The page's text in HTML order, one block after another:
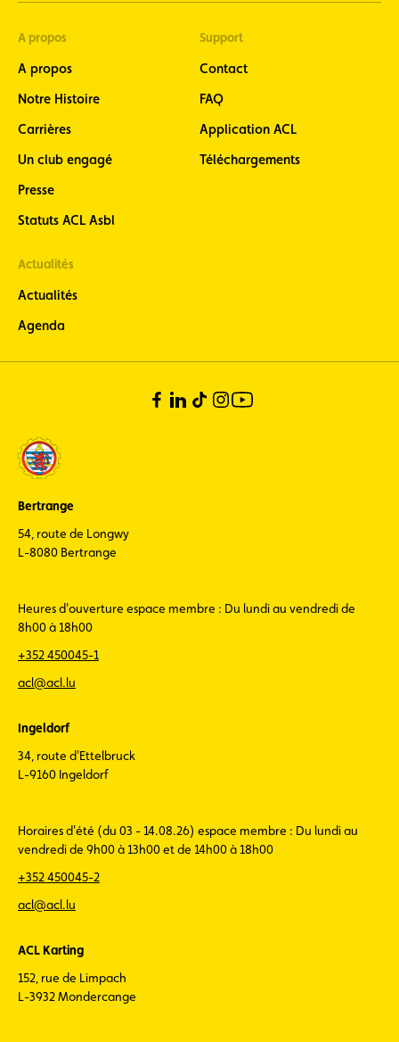
A propos
A propos
Notre Histoire
Carrières
Un club engagé
Presse
Statuts ACL Asbl
Support
Contact
FAQ
Application ACL
Téléchargements
Actualités
Actualités
Agenda
Bertrange
54, route de Longwy
L-8080 Bertrange
Heures d'ouverture espace membre : Du lundi au vendredi de
8h00 à 18h00
+352 450045-1
acl@acl.lu
Ingeldorf
34, route d'Ettelbruck
L-9160 Ingeldorf
Horaires d'été (du 03 - 14.08.26) espace membre : Du lundi au
vendredi de 9h00 à 13h00 et de 14h00 à 18h00
+352 450045-2
acl@acl.lu
ACL Karting
152, rue de Limpach
L-3932 Mondercange